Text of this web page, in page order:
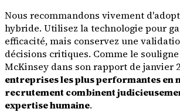
Nous recommandons vivement
hybride. Utilisez la technologie pour
efficacité, mais conservez une
décisions critiques. Comme le
McKinsey dans son rapport de janvier
entreprises les plus performantes en
recrutement combinent
expertise humaine.